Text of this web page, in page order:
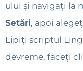
ului și navigați la
Setări, apoi
Lipiți scriptul
devreme, faceți